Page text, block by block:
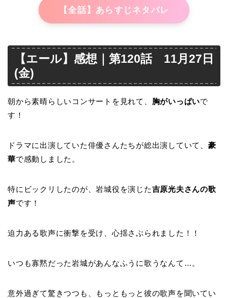
【全話】あらすじネタバレ
【エール】感想｜第120話 11月27日
(金)
朝から素晴らしいコンサートを見れて、 胸がいっぱいで
す！
ドラマに出演していた俳優さんたちが総出演していて、 豪
華で感動しました。
特にビックリしたのが、岩城役を演じた吉原光夫さんの歌
声です！
迫力ある歌声に衝撃を受け、心揺さぶられました！！
いつも寡黙だった岩城があんなふうに歌うなんて…。
意外過ぎて驚きつつも、もっともっと彼の歌声を聞いてい